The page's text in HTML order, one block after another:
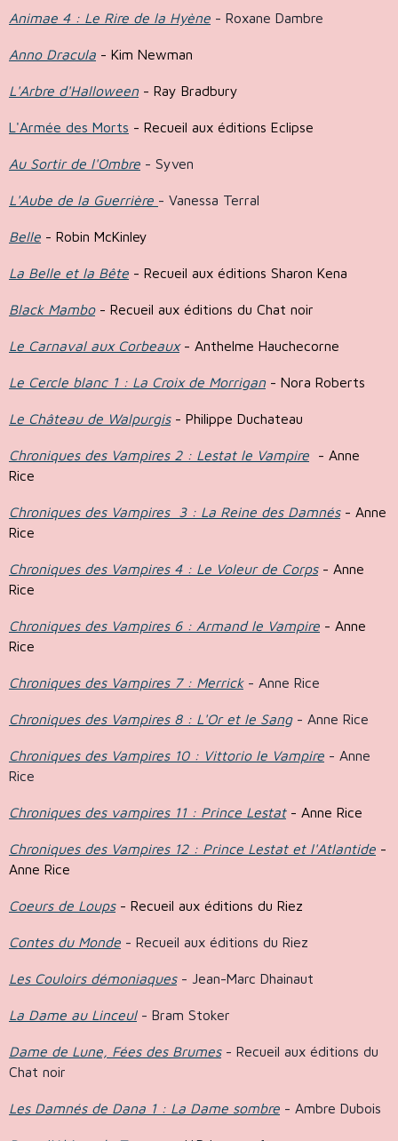
Animae 4 : Le Rire de la Hyène - Roxane Dambre
Anno Dracula - Kim Newman
L'Arbre d'Halloween - Ray Bradbury
L'Armée des Morts - Recueil aux éditions Eclipse
Au Sortir de l'Ombre - Syven
L'Aube de la Guerrière - Vanessa Terral
Belle - Robin McKinley
La Belle et la Bête - Recueil aux éditions Sharon Kena
Black Mambo- Recueil aux éditions du Chat noir
Le Carnaval aux Corbeaux- Anthelme Hauchecorne
Le Cercle blanc 1 : La Croix de Morrigan - Nora Roberts
Le Château de Walpurgis- Philippe Duchateau
Chroniques des Vampires 2 : Lestat le Vampire - Anne
Rice
Chroniques des Vampires 3 : La Reine des Damnés- Anne
Rice
Chroniques des Vampires 4 : Le Voleur de Corps- Anne
Rice
Chroniques des Vampires 6 : Armand le Vampire - Anne
Rice
Chroniques des Vampires 7 : Merrick- Anne Rice
Chroniques des Vampires 8 : L'Or et le Sang- Anne Rice
Chroniques des Vampires 10 : Vittorio le Vampire - Anne
Rice
Chroniques des vampires 11 : Prince Lestat- Anne Rice
Chroniques des Vampires 12 : Prince Lestat et l'Atlantide -
Anne Rice
Coeurs de Loups- Recueil aux éditions du Riez
Contes du Monde - Recueil aux éditions du Riez
Les Couloirs démoniaques- Jean-Marc Dhainaut
La Dame au Linceul- Bram Stoker
Dame de Lune, Fées des Brumes- Recueil aux éditions du
Chat noir
Les Damnés de Dana 1 : La Dame sombre - Ambre Dubois